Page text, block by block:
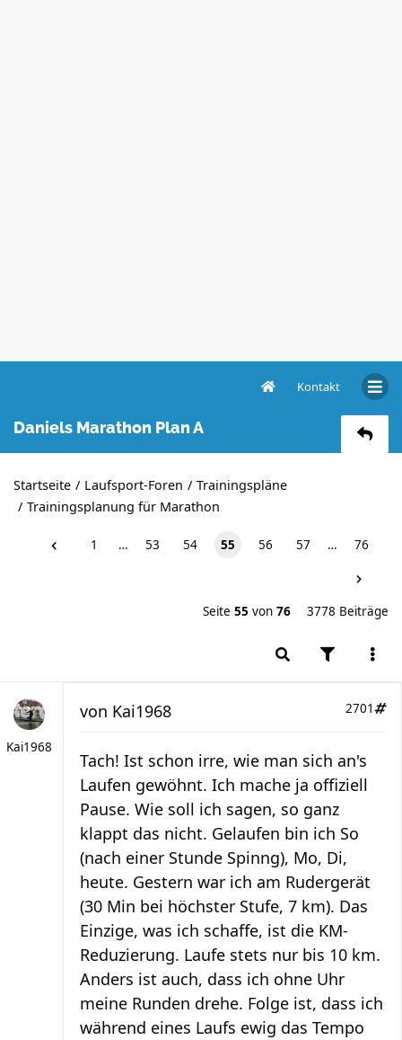
Kontakt
Daniels Marathon Plan A
Startseite Laufsport-Foren
Trainingspläne
Trainingsplanung für Marathon
1 … 53 54 55 56 57 … 76
Seite 55 von 76 3778 Beiträge
Kai1968
2701
von Kai1968
Tach! Ist schon irre, wie man sich an's
Laufen gewöhnt. Ich mache ja offiziell
Pause. Wie soll ich sagen, so ganz
klappt das nicht. Gelaufen bin ich So
(nach einer Stunde Spinng), Mo, Di,
heute. Gestern war ich am Rudergerät
(30 Min bei höchster Stufe, 7 km). Das
Einzige, was ich schaffe, ist die KM-
Reduzierung. Laufe stets nur bis 10 km.
Anders ist auch, dass ich ohne Uhr
meine Runden drehe. Folge ist, dass ich
während eines Laufs ewig das Tempo